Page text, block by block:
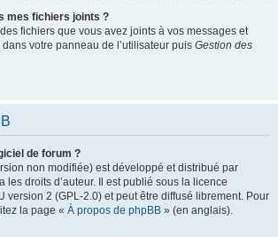
mes fichiers joints ?
fichiers que vous avez joints à vos messages et
votre panneau de l’utilisateur puis Gestion des
de forum ?
non modifiée) est développé et distribué par
les droits d’auteur. Il est publié sous la licence
version 2 (GPL-2.0) et peut être diffusé librement. Pour
la page « À propos de phpBB » (en anglais).